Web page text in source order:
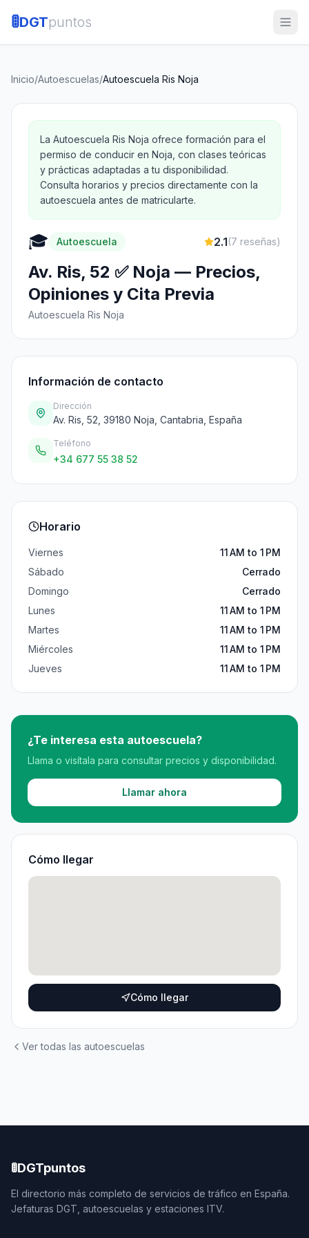
🚦DGTpuntos
Inicio/Autoescuelas/Autoescuela Ris Noja
La Autoescuela Ris Noja ofrece formación para el
permiso de conducir en Noja, con clases teóricas
y prácticas adaptadas a tu disponibilidad.
Consulta horarios y precios directamente con la
autoescuela antes de matricularte.
🎓 Autoescuela 2.1(7 reseñas)
Av. Ris, 52 ✅ Noja — Precios,
Opiniones y Cita Previa
Autoescuela Ris Noja
Información de contacto
Dirección
Av. Ris, 52, 39180 Noja, Cantabria, España
Teléfono
+34 677 55 38 52
Horario
Viernes
11 AM to 1 PM
Sábado
Cerrado
Domingo
Cerrado
Lunes
11 AM to 1 PM
Martes
11 AM to 1 PM
Miércoles
11 AM to 1 PM
Jueves
11 AM to 1 PM
¿Te interesa esta autoescuela?
Llama o visítala para consultar precios y disponibilidad.
Llamar ahora
Cómo llegar
Cómo llegar
Ver todas las autoescuelas
🚦DGTpuntos
El directorio más completo de servicios de tráfico en España.
Jefaturas DGT, autoescuelas y estaciones ITV.